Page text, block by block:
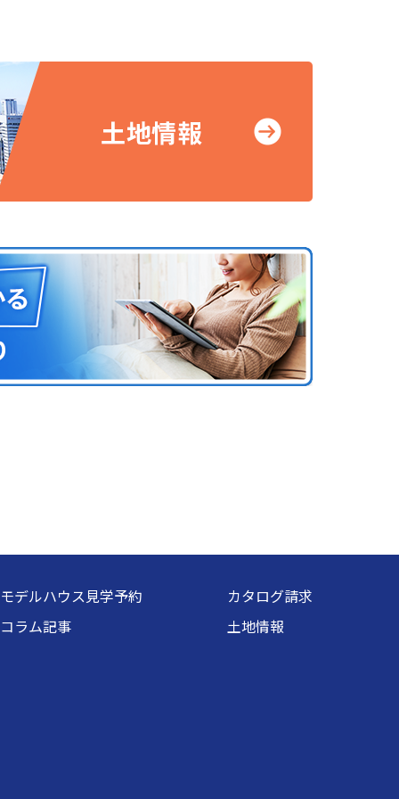
モデルハウス見学予約
コラム記事
カタログ請求
土地情報